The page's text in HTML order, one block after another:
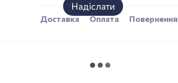
Надіслати
Доставка Оплата Повернення